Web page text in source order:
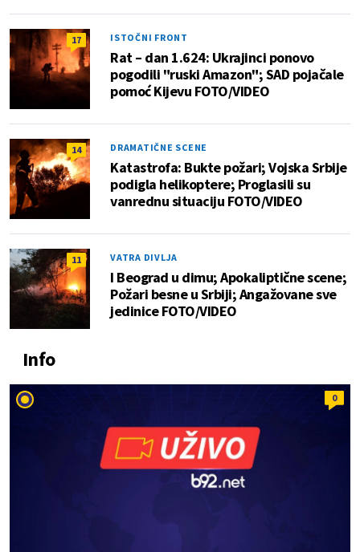
17 ISTOČNI FRONT
Rat – dan 1.624: Ukrajinci ponovo
pogodili "ruski Amazon"; SAD pojačale
pomoć Kijevu FOTO/VIDEO
14 DRAMATIČNE SCENE
Katastrofa: Bukte požari; Vojska Srbije
podigla helikoptere; Proglasili su
vanrednu situaciju FOTO/VIDEO
11 VATRA DIVLJA
I Beograd u dimu; Apokaliptične scene;
Požari besne u Srbiji; Angažovane sve
jedinice FOTO/VIDEO
Info
0